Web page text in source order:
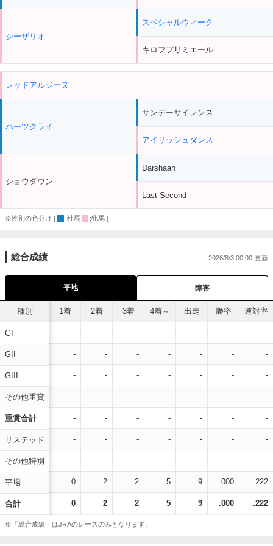
シーザリオ
スペシャルウィーク
キロフプリミエール
レッドアルジーヌ
ハーツクライ
ショウダウン
サンデーサイレンス
アイリッシュダンス
Darshaan
Last Second
※性別の色分け [ :牡馬 :牝馬 ]
総合成績 2026/8/3 00:00
平地 障害
種別
GI
GII
GIII
その他重賞
重賞合計
リステッド
その他特別
平場
合計
1着 2着 3着 4着～ 出走 勝率 連対率
- - - - - - -
- - - - - - -
- - - - - - -
- - - - - - -
- - - - - - -
- - - - - - -
- - - - - - -
0 2 2 5 9 .000 .222
0 2 2 5 9 .000 .222
※「総合成績」はJRAのレースのみとなります。